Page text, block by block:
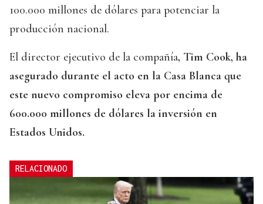
100.000 millones de dólares para potenciar la
producción nacional.
El director ejecutivo de la compañía, Tim Cook, ha
asegurado durante el acto en la Casa Blanca que
este nuevo compromiso eleva por encima de
600.000 millones de dólares la inversión en
Estados Unidos.
RELACIONADO